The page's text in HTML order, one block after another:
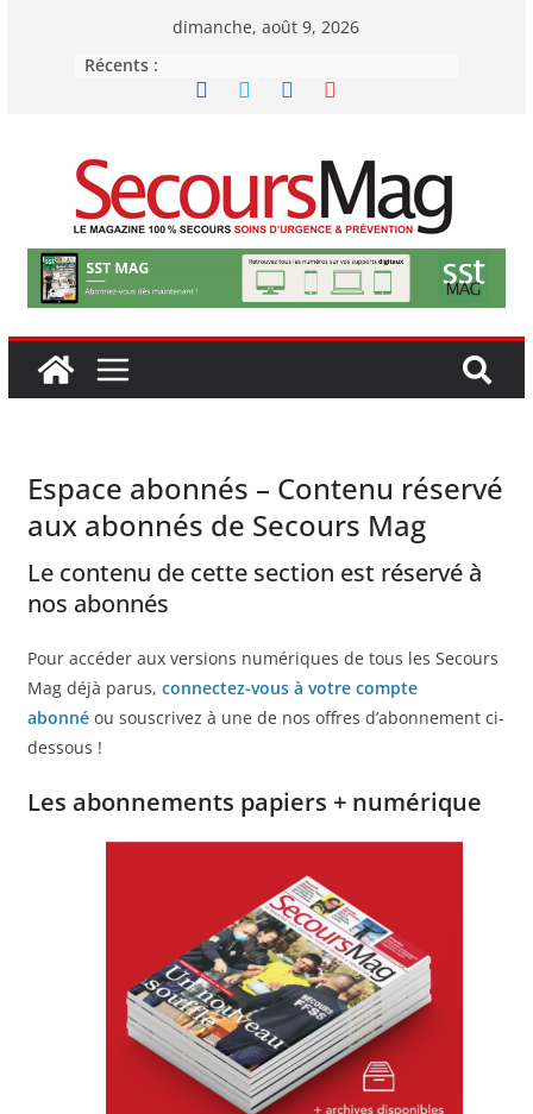
dimanche, août 9, 2026
Récents :
Espace abonnés – Contenu réservé
aux abonnés de Secours Mag
Le contenu de cette section est réservé à
nos abonnés
Pour accéder aux versions numériques de tous les Secours
Mag déjà parus, connectez-vous à votre compte
abonnéou souscrivez à une de nos offres d’abonnement ci-
dessous !
Les abonnements papiers + numérique